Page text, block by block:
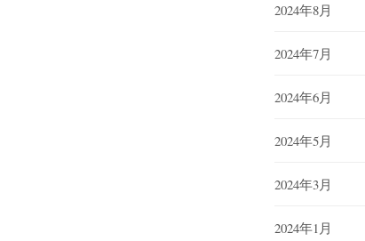
2024年8月
2024年7月
2024年6月
2024年5月
2024年3月
2024年1月